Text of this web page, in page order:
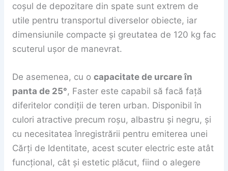
coșul de depozitare din spate sunt extrem de
utile pentru transportul diverselor obiecte, iar
dimensiunile compacte și greutatea de 120 kg fac
scuterul ușor de manevrat.
De asemenea, cu o capacitate de urcare în
panta de 25°, Faster este capabil să facă față
diferitelor condiții de teren urban. Disponibil în
culori atractive precum roșu, albastru și negru, și
cu necesitatea înregistrării pentru emiterea unei
Cărți de Identitate, acest scuter electric este atât
funcțional, cât și estetic plăcut, fiind o alegere